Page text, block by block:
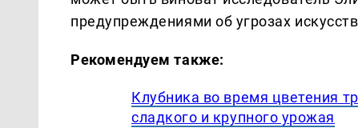
предупреждениями об угрозах
Рекомендуем также:
Клубника во время цветения
сладкого и крупного урожая